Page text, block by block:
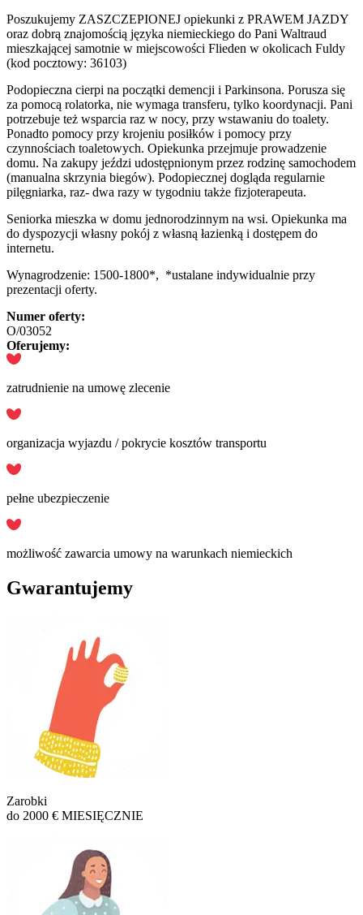
Poszukujemy ZASZCZEPIONEJ opiekunki z PRAWEM JAZDY
oraz dobrą znajomością języka niemieckiego do Pani Waltraud
mieszkającej samotnie w miejscowości Flieden w okolicach Fuldy
(kod pocztowy: 36103)
Podopieczna cierpi na początki demencji i Parkinsona. Porusza się
za pomocą rolatorka, nie wymaga transferu, tylko koordynacji. Pani
potrzebuje też wsparcia raz w nocy, przy wstawaniu do toalety.
Ponadto pomocy przy krojeniu posiłków i pomocy przy
czynnościach toaletowych. Opiekunka przejmuje prowadzenie
domu. Na zakupy jeździ udostępnionym przez rodzinę samochodem
(manualna skrzynia biegów). Podopiecznej dogląda regularnie
pilęgniarka, raz- dwa razy w tygodniu także fizjoterapeuta.
Seniorka mieszka w domu jednorodzinnym na wsi. Opiekunka ma
do dyspozycji własny pokój z własną łazienką i dostępem do
internetu.
Wynagrodzenie: 1500-1800*, *ustalane indywidualnie przy
prezentacji oferty.
Numer oferty:
O/03052
Oferujemy:
zatrudnienie na umowę zlecenie
organizacja wyjazdu / pokrycie kosztów transportu
pełne ubezpieczenie
możliwość zawarcia umowy na warunkach niemieckich
Gwarantujemy
Zarobki
do 2000 € MIESIĘCZNIE